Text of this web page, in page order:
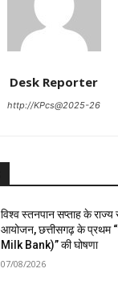
Desk Reporter
http://KPcs@2025-26
विश्व स्तनपान सप्ताह के
आयोजन, छत्तीसगढ़ के प्रथम
Milk Bank)” की घोषणा
07/08/2026